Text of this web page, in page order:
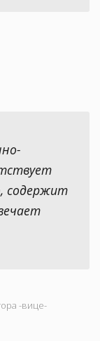
содержит
-вице-